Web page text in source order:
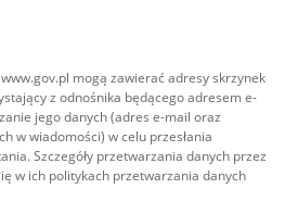
mogą zawierać adresy skrzynek
z odnośnika będącego adresem e-
jego danych (adres e-mail oraz
w wiadomości) w celu przesłania
Szczegóły przetwarzania danych przez
w ich politykach przetwarzania danych